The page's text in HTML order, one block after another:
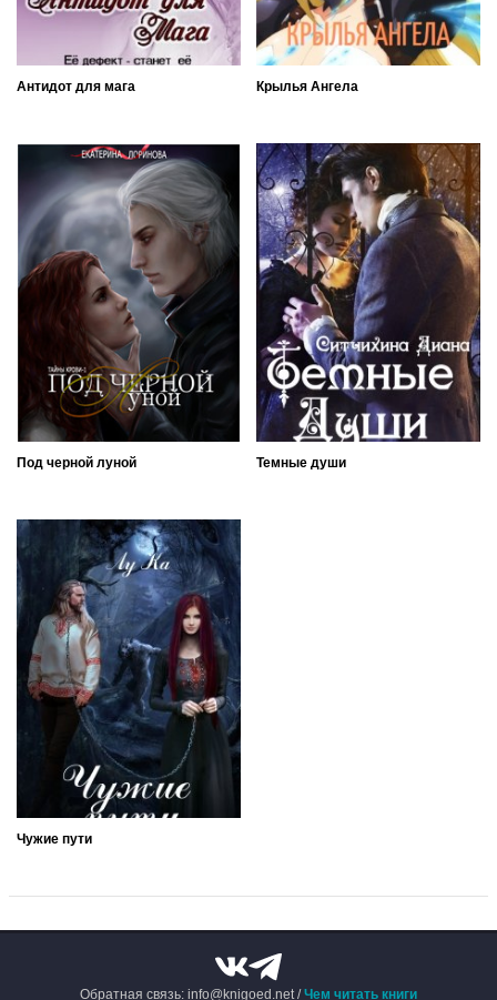
Антидот для мага Крылья Ангела
Под черной луной Темные души
Чужие пути
Обратная связь: info@knigoed.net /Чем читать книги